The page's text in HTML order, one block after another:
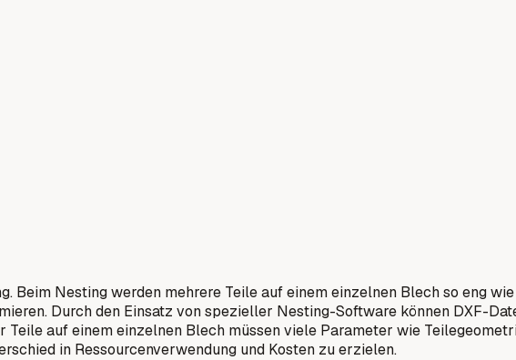
Nesting werden mehrere Teile auf einem einzelnen Blech so eng
Durch den Einsatz von spezieller Nesting-Software können DXF-
auf einem einzelnen Blech müssen viele Parameter wie
in Ressourcenverwendung und Kosten zu erzielen.